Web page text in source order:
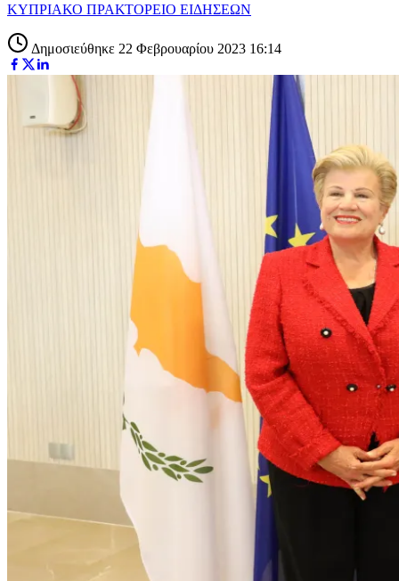
ΚΥΠΡΙΑΚΟ ΠΡΑΚΤΟΡΕΙΟ ΕΙΔΗΣΕΩΝ
Δημοσιεύθηκε 22 Φεβρουαρίου 2023 16:14